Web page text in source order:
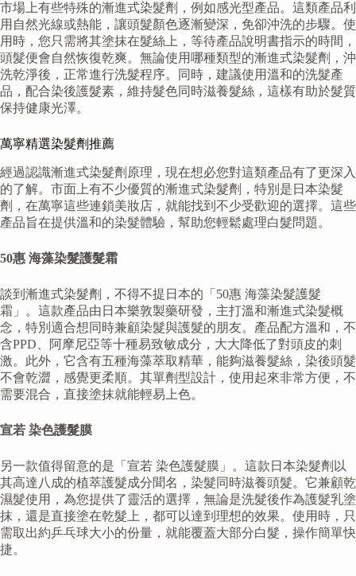
市場上有些特殊的漸進式染髮劑，例如感光型產品。這類產品利
用自然光線或熱能，讓頭髮顏色逐漸變深，免卻沖洗的步驟。使
用時，您只需將其塗抹在髮絲上，等待產品說明書指示的時間，
頭髮便會自然恢復乾爽。無論使用哪種類型的漸進式染髮劑，沖
洗乾淨後，正常進行洗髮程序。同時，建議使用溫和的洗髮產
品，配合染後護髮素，維持髮色同時滋養髮絲，這樣有助於髮質
保持健康光澤。
萬寧精選染髮劑推薦
經過認識漸進式染髮劑原理，現在想必您對這類產品有了更深入
的了解。市面上有不少優質的漸進式染髮劑，特別是日本染髮
劑，在萬寧這些連鎖美妝店，就能找到不少受歡迎的選擇。這些
產品旨在提供溫和的染髮體驗，幫助您輕鬆處理白髮問題。
50惠 海藻染髮護髮霜
談到漸進式染髮劑，不得不提日本的「50惠 海藻染髮護髮
霜」。這款產品由日本樂敦製藥研發，主打溫和漸進式染髮概
念，特別適合想同時兼顧染髮與護髮的朋友。產品配方溫和，不
含PPD、阿摩尼亞等十種易致敏成分，大大降低了對頭皮的刺
激。此外，它含有五種海藻萃取精華，能夠滋養髮絲，染後頭髮
不會乾澀，感覺更柔順。其單劑型設計，使用起來非常方便，不
需要混合，直接塗抹就能輕易上色。
宣若 染色護髮膜
另一款值得留意的是「宣若 染色護髮膜」。這款日本染髮劑以
其高達八成的植萃護髮成分聞名，染髮同時滋養頭髮。它兼顧乾
濕髮使用，為您提供了靈活的選擇，無論是洗髮後作為護髮乳塗
抹，還是直接塗在乾髮上，都可以達到理想的效果。使用時，只
需取出約乒乓球大小的份量，就能覆蓋大部分白髮，操作簡單快
捷。